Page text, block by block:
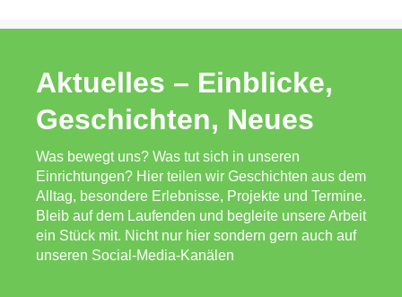
Aktuelles – Einblicke,
Geschichten, Neues
Was bewegt uns? Was tut sich in unseren
Einrichtungen? Hier teilen wir Geschichten aus dem
Alltag, besondere Erlebnisse, Projekte und Termine.
Bleib auf dem Laufenden und begleite unsere Arbeit
ein Stück mit. Nicht nur hier sondern gern auch auf
unseren Social-Media-Kanälen